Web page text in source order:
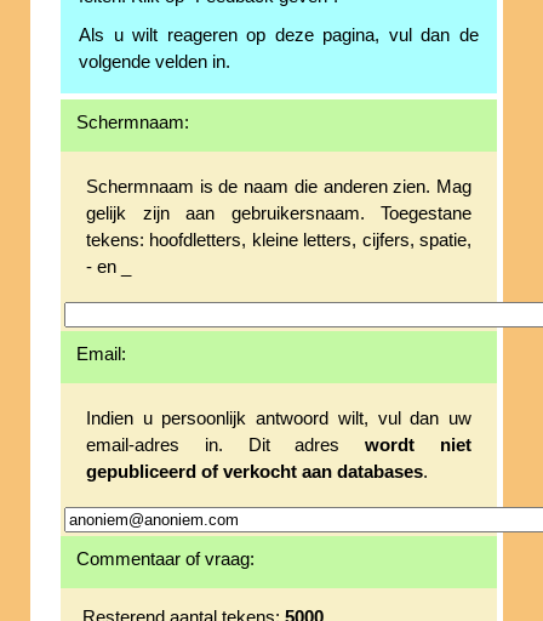
Als u wilt reageren op deze pagina, vul dan de
volgende velden in.
Schermnaam:
Schermnaam is de naam die anderen zien. Mag
gelijk zijn aan gebruikersnaam. Toegestane
tekens: hoofdletters, kleine letters, cijfers, spatie,
- en _
Email:
Indien u persoonlijk antwoord wilt, vul dan uw
email-adres in. Dit adreswordt niet
gepubliceerd of verkocht aan databases.
Commentaar of vraag: